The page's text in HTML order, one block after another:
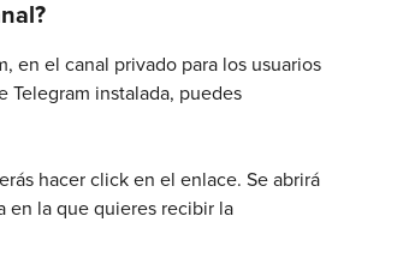
en el canal privado para los usuarios
Telegram instalada, puedes
hacer click en el enlace. Se abrirá
en la que quieres recibir la